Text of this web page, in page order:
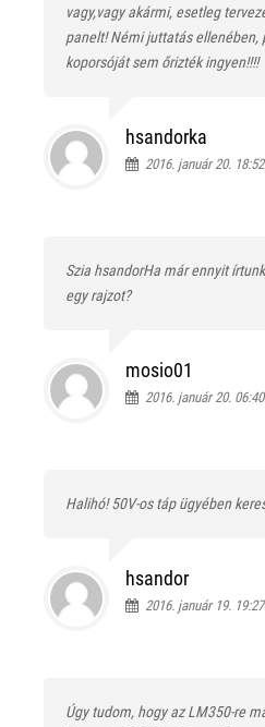
vagy,vagy akármi, esetleg
panelt! Némi juttatás ellenében,
koporsóját sem őrizték ingyen!!!!
hsandorka
2016. január 20.
Szia hsandorHa már ennyit
egy rajzot?
mosio01
2016. január 20.
Halihó! 50V-os táp ügyében
hsandor
2016. január 19.
Úgy tudom, hogy az LM350-re